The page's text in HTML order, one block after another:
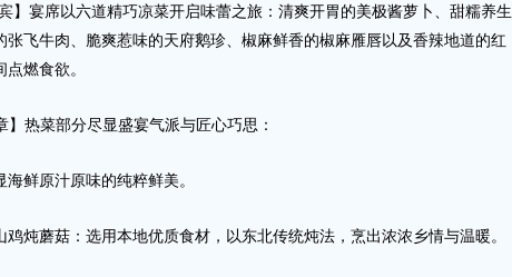
宴席以六道精巧凉菜开启味蕾之旅：清爽开胃的美极酱萝卜、甜糯养生
张飞牛肉、脆爽惹味的天府鹅珍、椒麻鲜香的椒麻雁唇以及香辣地道的红
燃食欲。
热菜部分尽显盛宴气派与匠心巧思：
鲜原汁原味的纯粹鲜美。
蘑菇：选用本地优质食材，以东北传统炖法，烹出浓浓乡情与温暖。